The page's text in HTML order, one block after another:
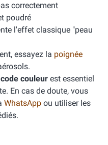
correctement
poudré
l'effet classique "peau
essayez la poignée
couleur est essentiel
En cas de doute, vous
WhatsApp ou utiliser les